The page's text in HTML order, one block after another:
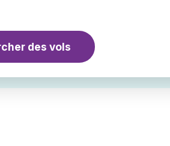
des vols